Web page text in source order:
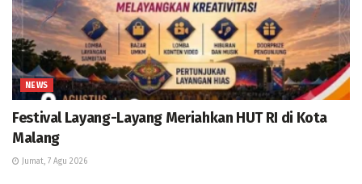
NEWS
Festival Layang-Layang Meriahkan HUT RI di Kota
Malang
Jumat, 7 Agu 2026